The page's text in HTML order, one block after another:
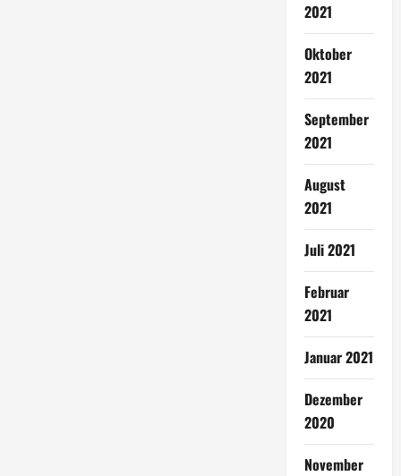
2021
Oktober
2021
September
2021
August
2021
Juli 2021
Februar
2021
Januar 2021
Dezember
2020
November